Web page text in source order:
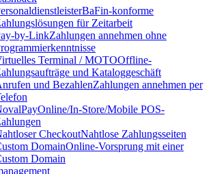
BaFin-konforme
für Zeitarbeit
by-LinkZahlungen annehmen ohne
Terminal / MOTOOffline-
und Kataloggeschäft
und BezahlenZahlungen annehmen per
Online/In-Store/Mobile POS-
CheckoutNahtlose Zahlungsseiten
DomainOnline-Vorsprung mit einer
Domain